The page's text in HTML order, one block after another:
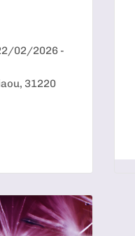
02/2026 -
31220